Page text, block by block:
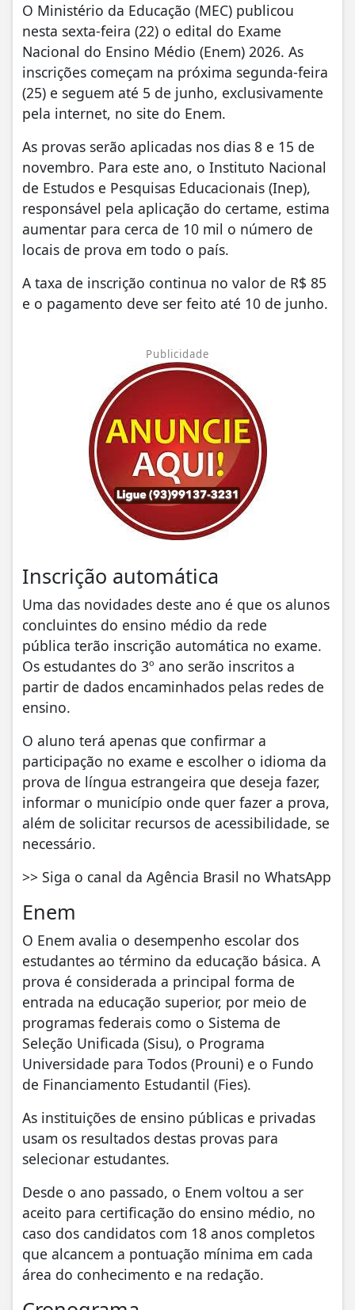
O Ministério da Educação (MEC) publicou
nesta sexta-feira (22) o edital do Exame
Nacional do Ensino Médio (Enem) 2026. As
inscrições começam na próxima segunda-feira
(25) e seguem até 5 de junho, exclusivamente
pela internet, no site do Enem.
As provas serão aplicadas nos dias 8 e 15 de
novembro. Para este ano, o Instituto Nacional
de Estudos e Pesquisas Educacionais (Inep),
responsável pela aplicação do certame, estima
aumentar para cerca de 10 mil o número de
locais de prova em todo o país.
A taxa de inscrição continua no valor de R$ 85
e o pagamento deve ser feito até 10 de junho.
Publicidade
Inscrição automática
Uma das novidades deste ano é que os alunos
concluintes do ensino médio da rede
pública terão inscrição automática no exame.
Os estudantes do 3º ano serão inscritos a
partir de dados encaminhados pelas redes de
ensino.
O aluno terá apenas que confirmar a
participação no exame e escolher o idioma da
prova de língua estrangeira que deseja fazer,
informar o município onde quer fazer a prova,
além de solicitar recursos de acessibilidade, se
necessário.
>> Siga o canal da Agência Brasil no WhatsApp
Enem
O Enem avalia o desempenho escolar dos
estudantes ao término da educação básica. A
prova é considerada a principal forma de
entrada na educação superior, por meio de
programas federais como o Sistema de
Seleção Unificada (Sisu), o Programa
Universidade para Todos (Prouni) e o Fundo
de Financiamento Estudantil (Fies).
As instituições de ensino públicas e privadas
usam os resultados destas provas para
selecionar estudantes.
Desde o ano passado, o Enem voltou a ser
aceito para certificação do ensino médio, no
caso dos candidatos com 18 anos completos
que alcancem a pontuação mínima em cada
área do conhecimento e na redação.